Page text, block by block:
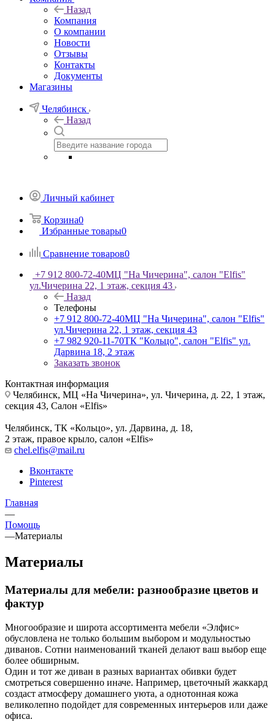
Назад
Компания
О компании
Новости
Отзывы
Контакты
Документы
Магазины
Челябинск
Назад
Личный кабинет
Корзина0
Избранные товары0
Сравнение товаров0
+7 912 800-72-40МЦ "На Чичерина", салон "Elfis"
ул.Чичерина 22, 1 этаж, секция 43
Назад
Телефоны
+7 912 800-72-40МЦ "На Чичерина", салон "Elfis"
ул.Чичерина 22, 1 этаж, секция 43
+7 982 920-11-70ТК "Кольцо", салон "Elfis" ул.
Дарвина 18, 2 этаж
Заказать звонок
Контактная информация
Челябинск, МЦ «На Чичерина», ул. Чичерина, д. 22, 1 этаж,
секция 43, Салон «Elfis»
Челябинск, ТК «Кольцо», ул. Дарвина, д. 18,
2 этаж, правое крыло, салон «Elfis»
chel.elfis@mail.ru
Вконтакте
Pinterest
Главная
—
Помощь
—Материалы
Материалы
Материалы для мебели: разнообразие цветов и
фактур
Многообразие и широта ассортимента мебели «Элфис»
обусловлена не только большим выбором и модульностью
диванов. Сотни наименований тканей делают ваш выбор еще
более обширным.
Один и тот же диван в разных вариантах обивки будет
смотреться совершенно иначе. Например, цветочный жаккард
создаст атмосферу домашнего уюта, а однотонная кожа
великолепно подойдет для современных интерьеров или даже
офиса.